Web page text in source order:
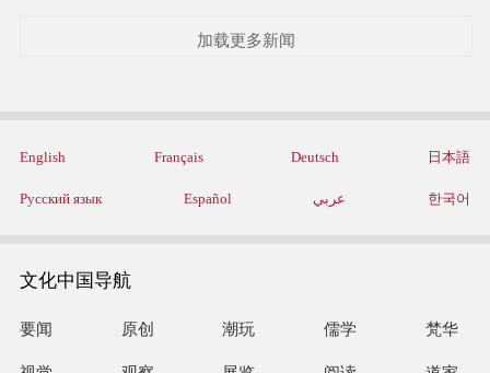
加载更多新闻
English Français Deutsch 日本語
Русский язык Español عربي 한국어
文化中国导航
要闻 原创 潮玩 儒学 梵华